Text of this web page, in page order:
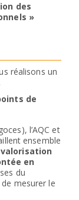
des
»
réalisons un
de
l’AQC et
ensemble
en
du
mesurer le